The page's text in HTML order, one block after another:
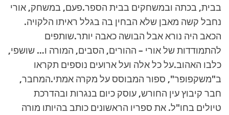
בבית, בכתה ובמשחקים בבית הספר.פעם, במשחק, אורי
נחבל קשה מאבן שלא הבחין בה בגלל ראיתו הלקויה.
הכאב היה נורא אבל הבושה כאבה יותר.שותפים
להתמודדות של אורי – ההורים, הסבים, המורה ו… שושפי,
כלבו האהוב.על כל אלה ועל ארועים נוספים תקראו
ב"משקפופר", ספור המבוסס על מקרה אמתי.המחבר,
חבר קיבוץ עין החורש, עוסק כיום בנגרות ובהדרכת
טיולים בחו"ל. את ספריו הראשונים כותב בהיותו מורה